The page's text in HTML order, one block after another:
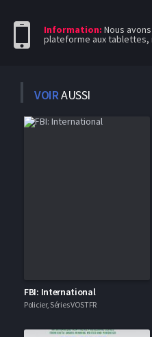
Information: Nous
plateforme aux tablettes,
VOIRAUSSI
FBI: International
Policier, Séries VOSTFR